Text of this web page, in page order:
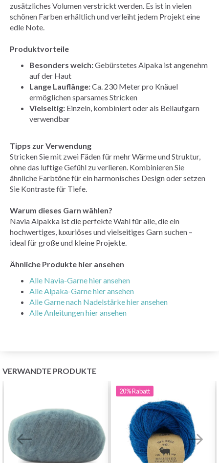
zusätzliches Volumen verstrickt werden. Es ist in vielen
schönen Farben erhältlich und verleiht jedem Projekt eine
edle Note.
Produktvorteile
Besonders weich:Gebürstetes Alpaka ist angenehm
auf der Haut
Lange Lauflänge:Ca. 230 Meter pro Knäuel
ermöglichen sparsames Stricken
Vielseitig: Einzeln, kombiniert oder als Beilaufgarn
verwendbar
Tipps zur Verwendung
Stricken Sie mit zwei Fäden für mehr Wärme und Struktur,
ohne das luftige Gefühl zu verlieren. Kombinieren Sie
ähnliche Farbtöne für ein harmonisches Design oder setzen
Sie Kontraste für Tiefe.
Warum dieses Garn wählen?
Navia Alpakka ist die perfekte Wahl für alle, die ein
hochwertiges, luxuriöses und vielseitiges Garn suchen –
ideal für große und kleine Projekte.
Ähnliche Produkte hier ansehen
Alle Navia-Garne hier ansehen
Alle Alpaka-Garne hier ansehen
Alle Garne nach Nadelstärke hier ansehen
Alle Anleitungen hier ansehen
VERWANDTE PRODUKTE
20%Rabatt
Sparen Sie bis zu 50%